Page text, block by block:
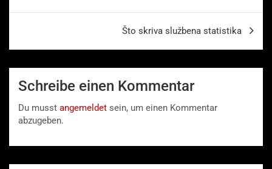
Što skriva službena statistika
Schreibe einen Kommentar
Du musst angemeldet sein, um einen Kommentar
abzugeben.